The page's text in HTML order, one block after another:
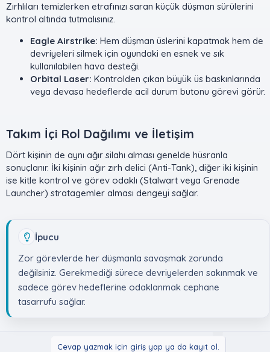
Zırhlıları temizlerken etrafınızı saran küçük düşman sürülerini
kontrol altında tutmalısınız.
Eagle Airstrike: Hem düşman üslerini kapatmak hem de
devriyeleri silmek için oyundaki en esnek ve sık
kullanılabilen hava desteği.
Orbital Laser: Kontrolden çıkan büyük üs baskınlarında
veya devasa hedeflerde acil durum butonu görevi görür.
Takım İçi Rol Dağılımı ve İletişim​
Dört kişinin de aynı ağır silahı alması genelde hüsranla
sonuçlanır. İki kişinin ağır zırh delici (Anti-Tank), diğer iki kişinin
ise kitle kontrol ve görev odaklı (Stalwart veya Grenade
Launcher) stratagemler alması dengeyi sağlar.
İpucu
Zor görevlerde her düşmanla savaşmak zorunda
değilsiniz. Gerekmediği sürece devriyelerden sakınmak ve
sadece görev hedeflerine odaklanmak cephane
tasarrufu sağlar.
Cevap yazmak için giriş yap ya da kayıt ol.